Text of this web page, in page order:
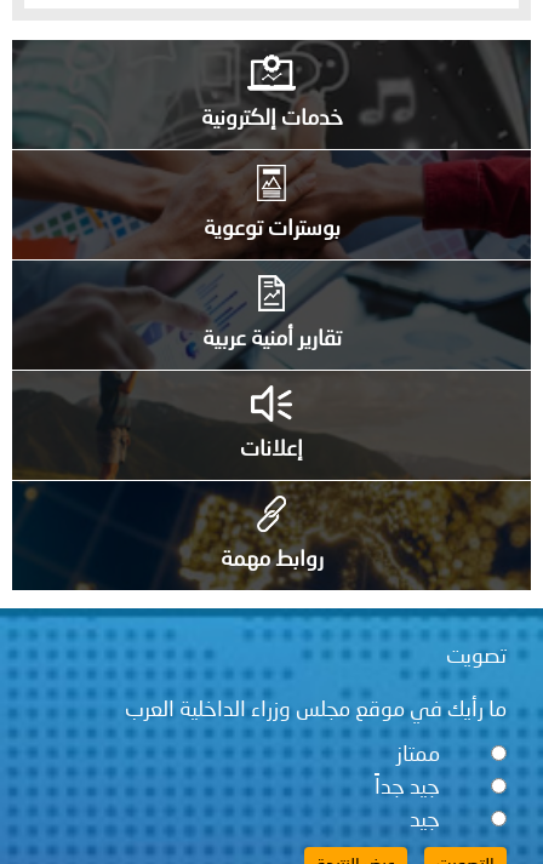
خدمات إلكترونية
بوسترات توعوية
تقارير أمنية عربية
إعلانات
روابط مهمة
تصويت
ما رأيك في موقع مجلس وزراء الداخلية العرب
ممتاز
جيد جداً
جيد